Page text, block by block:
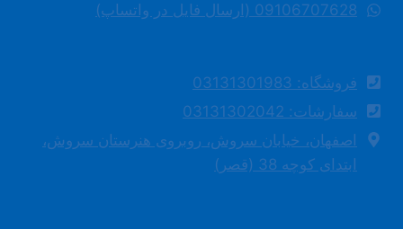
09106707628 (ارسال فایل در واتساپ)
فروشگاه: 03131301983
سفارشات: 03131302042
اصفهان، خیابان سروش، روبروی هنرستان سروش،
ابتدای کوچه 38 (قصر)